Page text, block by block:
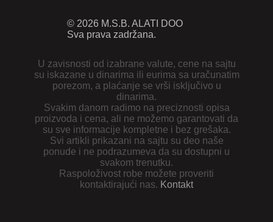
© 2026 M.S.B. ALATI DOO
Sva prava zadržana.
U zavisnosti od izabrane valute, cene na sajtu
su iskazane u dinarima ili eurima sa uračunatim
porezom, a plaćanje se vrši isključivo u
dinarima.
Svakim danom radimo na preciznosti opisa
proizvoda i cena, ali ne možemo garantovati da
su sve informacije kompletne i bez grešaka.
Svi artikli prikazani na sajtu su deo naše
ponude i ne podrazumeva da su dostupni u
svakom trenutku.
Raspoloživost robe možete proveriti
kontaktirajući nas. Kontakt